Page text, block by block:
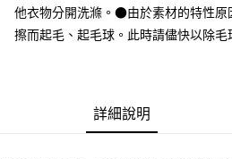
每筆NT$65，滿NT$1,000(含以上)免運
付款後全家取貨
每筆NT$65，滿NT$1,000(含以上)免運
他衣物分開洗滌。●由於素材的特性原
擦而起毛、起毛球。此時請儘快以除毛
詳細說明